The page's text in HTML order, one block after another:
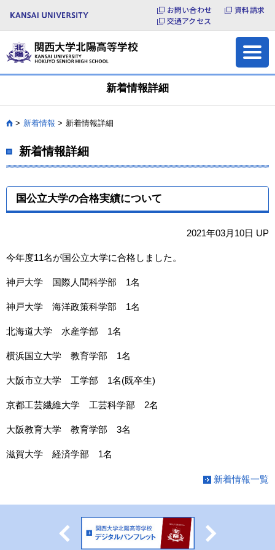
お問い合わせ
資料請求
交通アクセス
よくある質問 お問い合わせ
各種証明書の発行
新着情報詳細
HOME
新着情報 新着情報詳細
新着情報詳細
国公立大学の合格実績について
2021年03月10日 UP
今年度11名が国公立大学に合格しました。
神戸大学 国際人間科学部 1名
神戸大学 海洋政策科学部 1名
北海道大学 水産学部 1名
横浜国立大学 教育学部 1名
大阪市立大学 工学部 1名(既卒生)
京都工芸繊維大学 工芸科学部 2名
大阪教育大学 教育学部 3名
滋賀大学 経済学部 1名
新着情報一覧
Previous